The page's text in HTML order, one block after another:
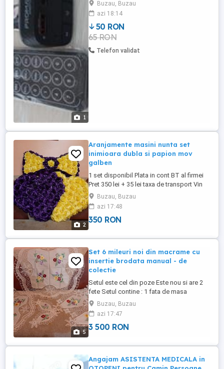
1
Buzau, Buzau
azi 18:14
50 RON
65 RON
Telefon validat
2
Aranjamente masini nunta set
inimioara dubla si papion mov
galben
1 set disponibil Plata in cont BT al firmei
Pret 350 lei + 35 lei taxa de transport Vin
pe masini ca in poza 2 Pentru alte
informatii va rog sa ma contactati
Buzau, Buzau
azi 17:48
350 RON
5
Set 6 mileuri noi din macrame cu
insertie brodata manual - de
colectie
Setul este cel din poze Este nou si are 2
fete Setul contine : 1 fata de masa
dimensiune 85 cm x 85 cm 1 fata de masa
dimensiune 65 cm x 65 cm 1 mileu
dimensiune 90 cm x 30 cm 1 mileu
dimensiune 80 cm x 30 cm 2 mileuri
detalii vă rog să mă contactați Pretul este
Buzau, Buzau
azi 17:47
3 500 RON
Angajam ASISTENTA MEDICALA in